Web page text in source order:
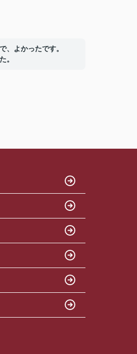
、よかったです。
。